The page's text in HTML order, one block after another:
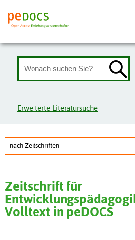
Erweiterte Literatursuche
nach Zeitschriften
Zeitschrift für
Volltext in peDOCS